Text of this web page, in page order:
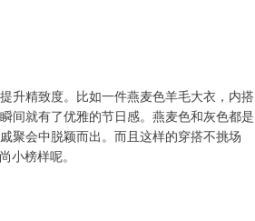
升精致度。比如一件燕麦色羊毛大衣，内搭
间就有了优雅的节日感。燕麦色和灰色都是
聚会中脱颖而出。而且这样的穿搭不挑场
小榜样呢。